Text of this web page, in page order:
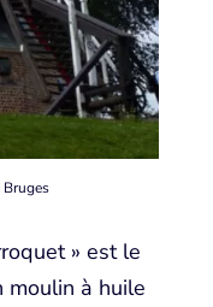
Bruges
» est le
moulin à huile